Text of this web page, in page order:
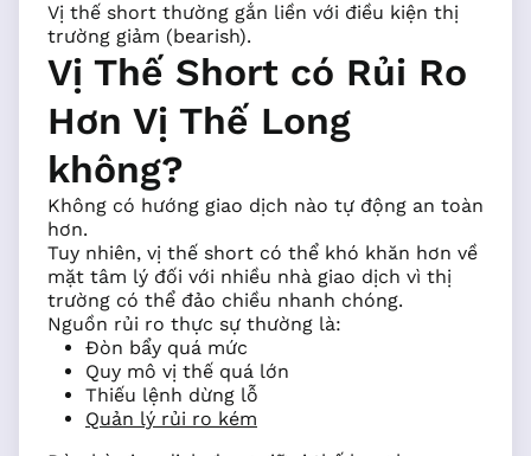
Vị thế short thường gắn liền với điều kiện thị
trường giảm (bearish).
Vị Thế Short có Rủi Ro
Hơn Vị Thế Long
không?
Không có hướng giao dịch nào tự động an toàn
hơn.
Tuy nhiên, vị thế short có thể khó khăn hơn về
mặt tâm lý đối với nhiều nhà giao dịch vì thị
trường có thể đảo chiều nhanh chóng.
Nguồn rủi ro thực sự thường là:
Đòn bẩy quá mức
Quy mô vị thế quá lớn
Thiếu lệnh dừng lỗ
Quản lý rủi ro kém